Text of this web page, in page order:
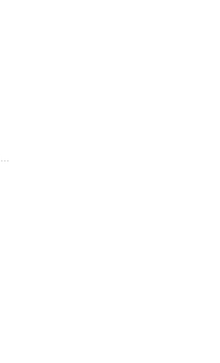
Calça Jeans Sawary Balonê - 281394 - Azu...